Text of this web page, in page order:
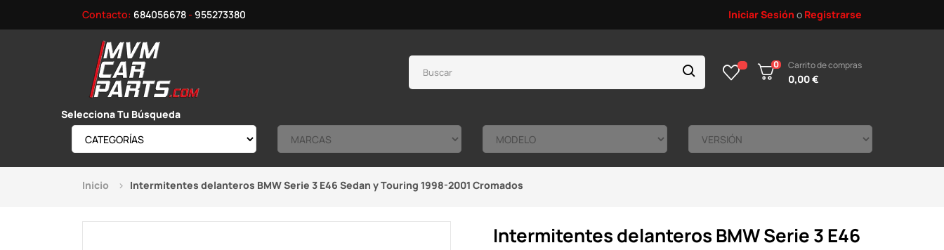
Contacto: 684056678- 955273380 Iniciar Sesión o Registrarse
0 Carrito de compras
0,00 €
Selecciona Tu Búsqueda
Inicio Intermitentes delanteros BMW Serie 3 E46 Sedan y Touring 1998-2001 Cromados
Intermitentes delanteros BMW Serie 3 E46